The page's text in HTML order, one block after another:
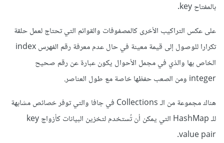
بالمفتاح key.
على عكس التراكيب الأخرى كالمصفوفات والقوائم التي تحتاج لعمل حلقة
تكرارا للوصول إلى قيمة معينة في حال عدم معرفة رقم الفهرس index
الخاص بها والذي في مجمل الأحوال يكون عبارة عن رقم صحيح
integer ومن الصعب حفظها خاصة مع طول العناصر.
هناك مجموعة من الـ Collections في جافا والتي توفر خصائص مشابهة
للـ HashMap التي يمكن أن تُستخدم لتخزين البيانات كأزواج key
value pair.